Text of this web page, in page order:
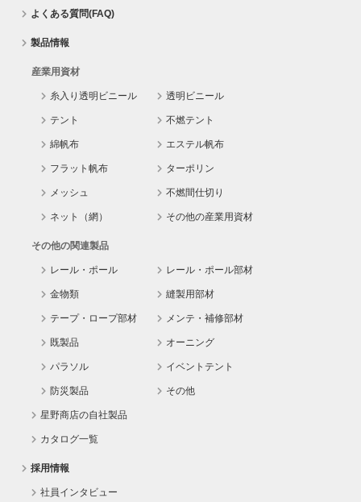
よくある質問(FAQ)
製品情報
産業用資材
糸入り透明ビニール 透明ビニール
テント 不燃テント
綿帆布 エステル帆布
フラット帆布 ターポリン
メッシュ 不燃間仕切り
ネット（網） その他の産業用資材
その他の関連製品
レール・ポール レール・ポール部材
金物類 縫製用部材
テープ・ロープ部材 メンテ・補修部材
既製品 オーニング
パラソル イベントテント
防災製品 その他
星野商店の自社製品
カタログ一覧
採用情報
社員インタビュー